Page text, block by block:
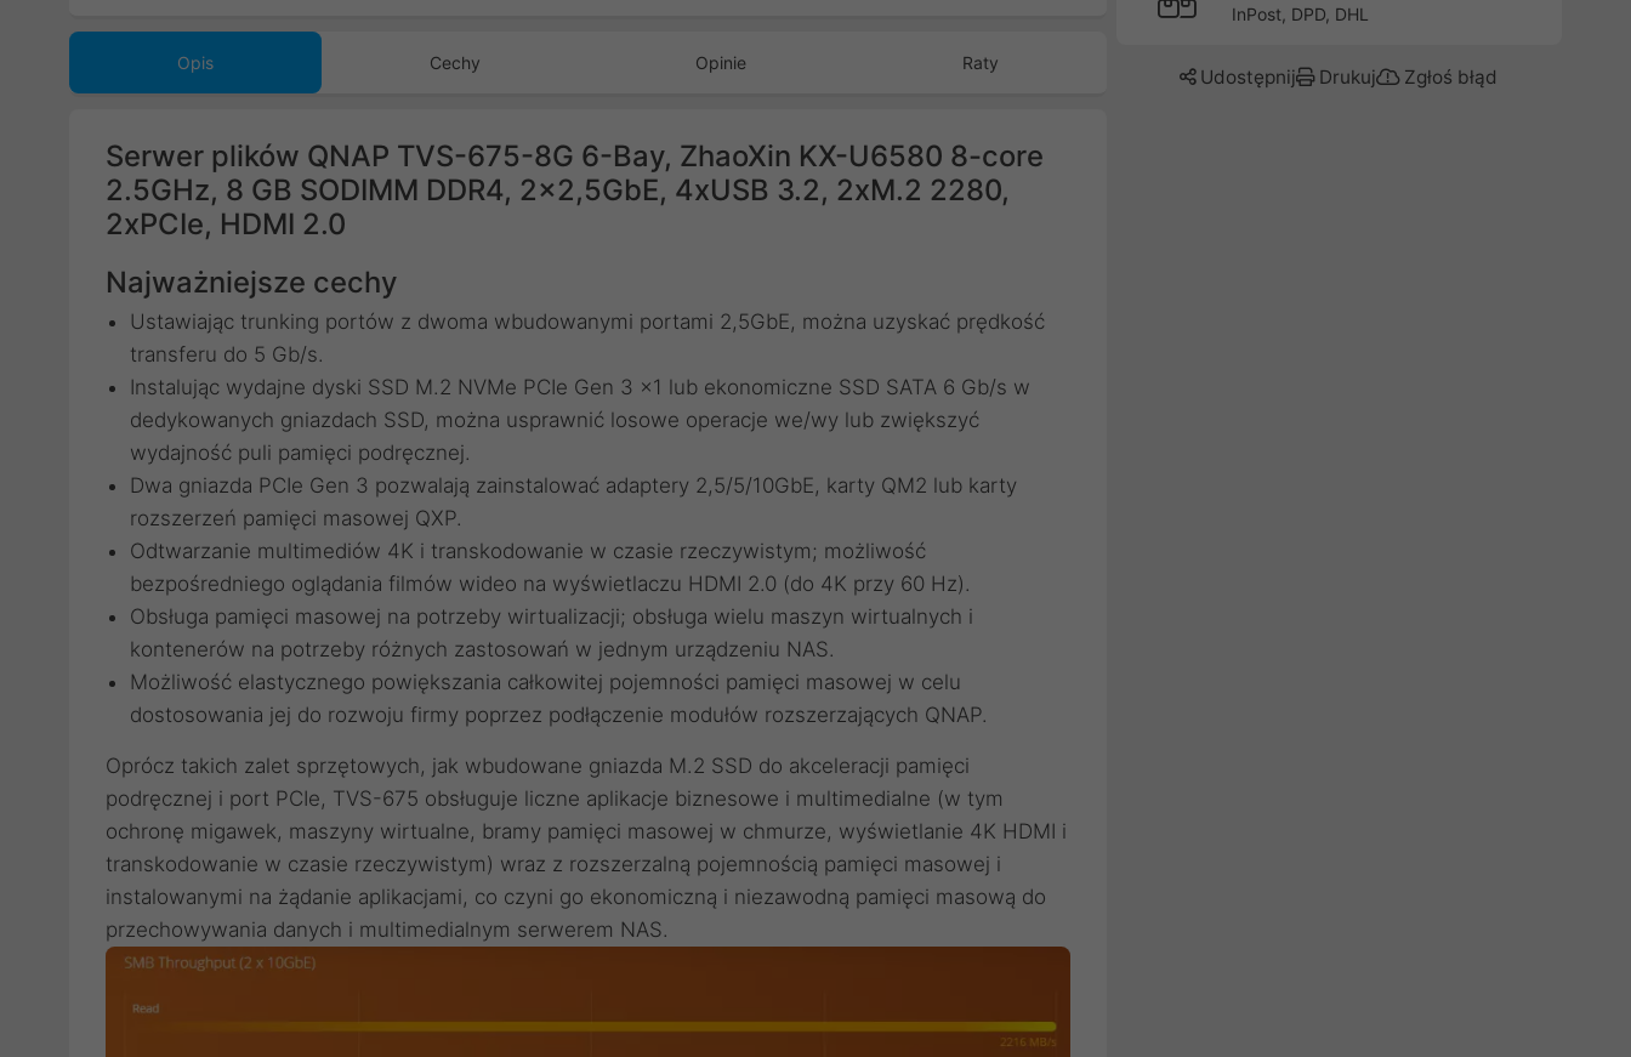
Opis Cechy Opinie Raty
Serwer plików QNAP TVS-675-8G 6-Bay, ZhaoXin KX-U6580 8-core
2.5GHz, 8 GB SODIMM DDR4, 2x2,5GbE, 4xUSB 3.2, 2xM.2 2280,
2xPCIe, HDMI 2.0
Najważniejsze cechy
Ustawiając trunking portów z dwoma wbudowanymi portami 2,5GbE, można uzyskać prędkość
transferu do 5 Gb/s.
Instalując wydajne dyski SSD M.2 NVMe PCIe Gen 3 x1 lub ekonomiczne SSD SATA 6 Gb/s w
dedykowanych gniazdach SSD, można usprawnić losowe operacje we/wy lub zwiększyć
wydajność puli pamięci podręcznej.
Dwa gniazda PCIe Gen 3 pozwalają zainstalować adaptery 2,5/5/10GbE, karty QM2 lub karty
rozszerzeń pamięci masowej QXP.
Odtwarzanie multimediów 4K i transkodowanie w czasie rzeczywistym; możliwość
bezpośredniego oglądania filmów wideo na wyświetlaczu HDMI 2.0 (do 4K przy 60 Hz).
Obsługa pamięci masowej na potrzeby wirtualizacji; obsługa wielu maszyn wirtualnych i
kontenerów na potrzeby różnych zastosowań w jednym urządzeniu NAS.
Możliwość elastycznego powiększania całkowitej pojemności pamięci masowej w celu
dostosowania jej do rozwoju firmy poprzez podłączenie modułów rozszerzających QNAP.
Oprócz takich zalet sprzętowych, jak wbudowane gniazda M.2 SSD do akceleracji pamięci
podręcznej i port PCIe, TVS-675 obsługuje liczne aplikacje biznesowe i multimedialne (w tym
ochronę migawek, maszyny wirtualne, bramy pamięci masowej w chmurze, wyświetlanie 4K HDMI i
transkodowanie w czasie rzeczywistym) wraz z rozszerzalną pojemnością pamięci masowej i
instalowanymi na żądanie aplikacjami, co czyni go ekonomiczną i niezawodną pamięci masową do
przechowywania danych i multimedialnym serwerem NAS.
InPost, DPD, DHL
Udostępnij Drukuj Zgłoś błąd